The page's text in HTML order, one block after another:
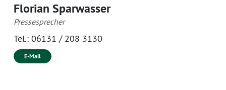
Florian Sparwasser
Pressesprecher
Tel.: 06131 / 208 3130
E-Mail